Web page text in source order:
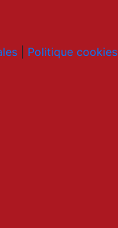
Politique cookies